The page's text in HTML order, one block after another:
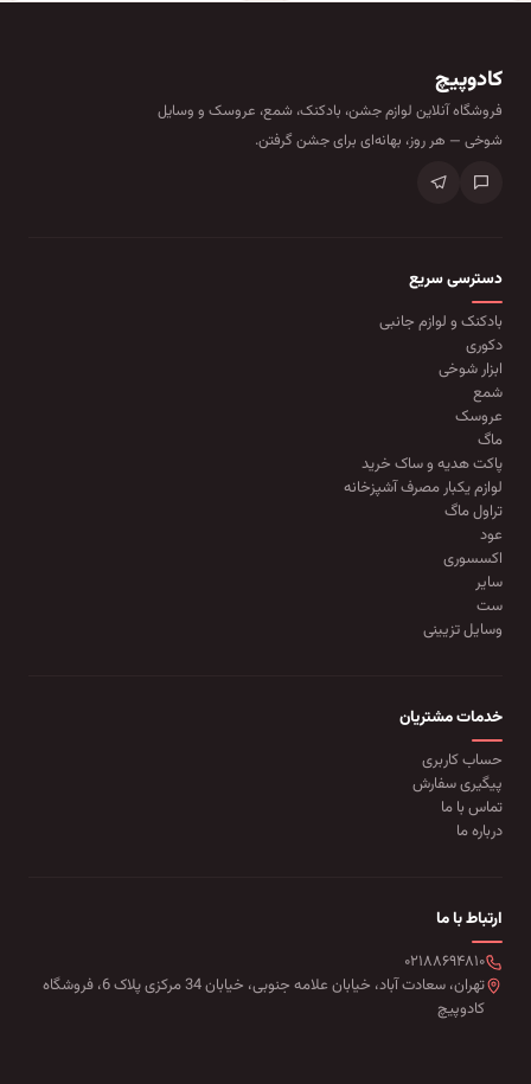
کادوپیچ
فروشگاه آنلاین لوازم جشن، بادکنک، شمع، عروسک و وسایل
شوخی — هر روز، بهانه‌ای برای جشن گرفتن.
دسترسی سریع
بادکنک و لوازم جانبی
دکوری
ابزار شوخی
شمع
عروسک
ماگ
پاکت هدیه و ساک خرید
لوازم یکبار مصرف آشپزخانه
تراول ماگ
عود
اکسسوری
سایر
ست
وسایل تزیینی
خدمات مشتریان
حساب کاربری
پیگیری سفارش
تماس با ما
درباره ما
ارتباط با ما
۰۲۱۸۸۶۹۴۸۱۰
تهران، سعادت آباد، خیابان علامه جنوبی، خیابان 34 مرکزی پلاک 6، فروشگاه
کادوپیچ